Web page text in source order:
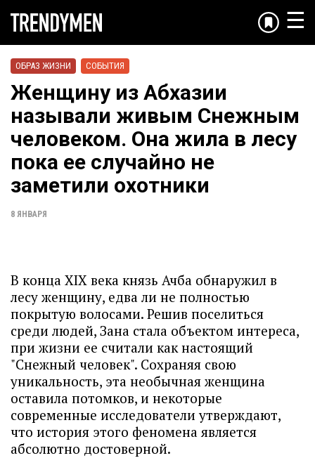
☰
ОБРАЗ ЖИЗНИ СОБЫТИЯ
Женщину из Абхазии
называли живым Снежным
человеком. Она жила в лесу
пока ее случайно не
заметили охотники
8 ЯНВАРЯ
В конца XIX века князь Ачба обнаружил в
лесу женщину, едва ли не полностью
покрытую волосами. Решив поселиться
среди людей, Зана стала объектом интереса,
при жизни ее считали как настоящий
"Снежный человек". Сохраняя свою
уникальность, эта необычная женщина
оставила потомков, и некоторые
современные исследователи утверждают,
что история этого феномена является
абсолютно достоверной.